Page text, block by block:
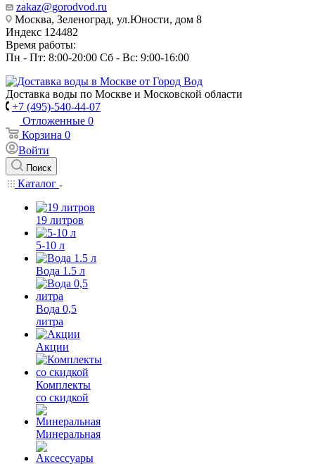
zakaz@gorodvod.ru
Москва, Зеленоград, ул.Юности, дом 8
Индекс 124482
Время работы:
Пн - Пт: 8:00-20:00 Сб - Вс: 9:00-16:00
Доставка воды по Москве и Московской области
+7 (495)-540-44-07
Отложенные 0
Корзина 0
Войти
Поиск
Каталог
19 литров
5-10 л
Вода 1.5 л
Вода 0,5
литра
Акции
Комплекты
со скидкой
Минеральная